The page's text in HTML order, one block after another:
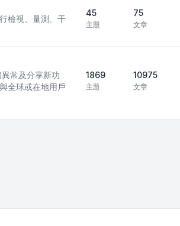
檢視、量測、干
45
主題
75
文章
常及分享新功
全球或在地用戶
1869
主題
10975
文章